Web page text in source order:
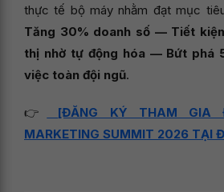
thực tế bộ máy nhằm đạt mục
Tăng 30% doanh số — Tiết
thị nhờ tự động hóa — Bứt phá
việc toàn đội ngũ.
👉
[ĐĂNG KÝ THAM GIA
MARKETING SUMMIT 2026 TẠI